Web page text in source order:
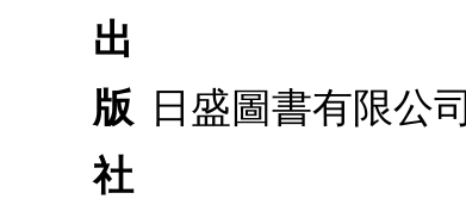
出
版
社
日盛圖書有限公司